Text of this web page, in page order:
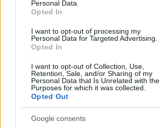
Personal Data.
Opted In
I want to opt-out of processing my
Personal Data for Targeted Advertising.
Opted In
I want to opt-out of Collection, Use,
Retention, Sale, and/or Sharing of my
Personal Data that Is Unrelated with the
Purposes for which it was collected.
Opted Out
Google consents
07.08.2026